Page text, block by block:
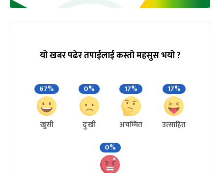
यो खबर पढेर तपाईलाई कस्तो महसुस भयो ?
67%
खुसी
0%
दुःखी
17%
अचम्मित
17%
उत्साहित
0%